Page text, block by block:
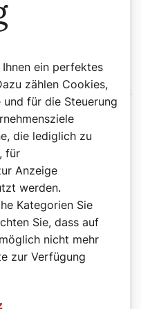
über die Art und
wie er eingebettet
verliert man
vor dem
für diese
eines guten
Fragezeichen kommt
ist das natürlich nicht
Gefühl mit, dass in
hat, dass sich
das Miteinander-
ein perfektes
zählen Cookies,
für die Steuerung
die lediglich zu
für
Anzeige
werden.
Kategorien Sie
Sie, dass auf
nicht mehr
zur Verfügung